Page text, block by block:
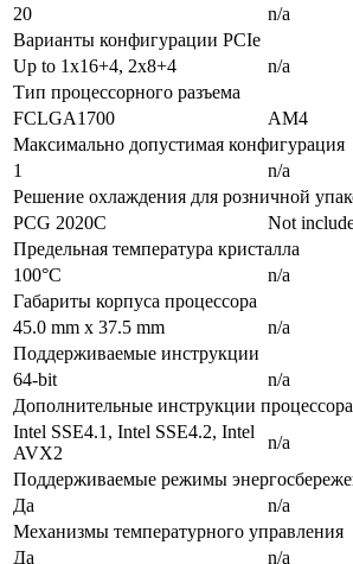
20
n/a
Варианты конфигурации PCIe
Up to 1x16+4, 2x8+4
n/a
Тип процессорного разъема
FCLGA1700
AM4
Максимально допустимая конфигурация
1
n/a
Решение охлаждения для розничной
PCG 2020C
Not
Предельная температура кристалла
100°C
n/a
Габариты корпуса процессора
45.0 mm x 37.5 mm
n/a
Поддерживаемые инструкции
64-bit
n/a
Дополнительные инструкции процессора
Intel SSE4.1, Intel SSE4.2, Intel
AVX2
n/a
Поддерживаемые режимы
Да
n/a
Механизмы температурного управления
Да
n/a